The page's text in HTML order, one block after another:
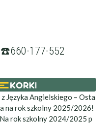
177-552
Języka Angielskiego – Osta
na rok szkolny 2025/2026!
rok szkolny 2024/2025 p